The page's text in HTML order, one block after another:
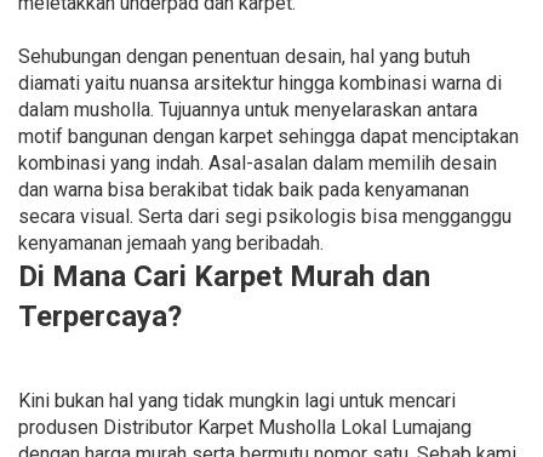
Sehubungan dengan penentuan desain, hal yang butuh
diamati yaitu nuansa arsitektur hingga kombinasi warna di
dalam musholla. Tujuannya untuk menyelaraskan antara
motif bangunan dengan karpet sehingga dapat menciptakan
kombinasi yang indah. Asal-asalan dalam memilih desain
dan warna bisa berakibat tidak baik pada kenyamanan
secara visual. Serta dari segi psikologis bisa mengganggu
kenyamanan jemaah yang beribadah.
Di Mana Cari Karpet Murah dan
Terpercaya?
Kini bukan hal yang tidak mungkin lagi untuk mencari
produsen Distributor Karpet Musholla Lokal Lumajang